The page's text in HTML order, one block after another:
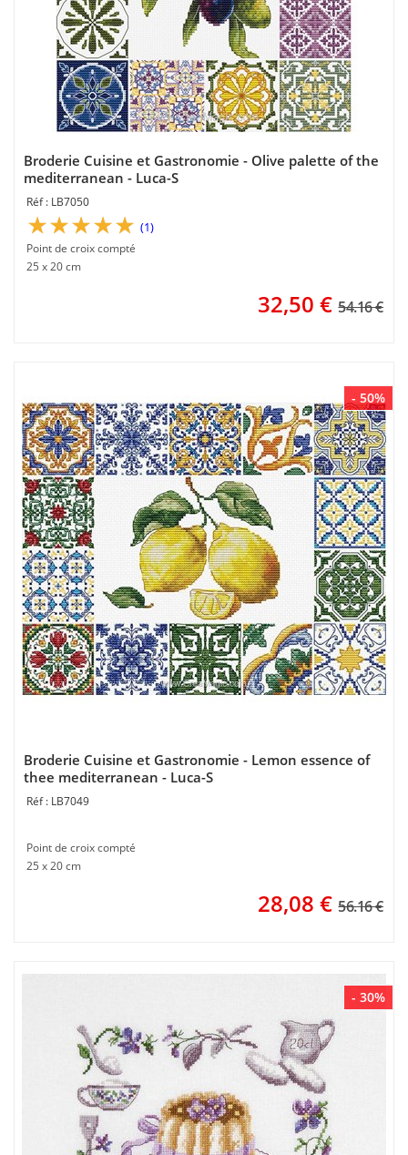
Broderie Cuisine et Gastronomie - Olive palette of the
mediterranean - Luca-S
LB7050
(1)
Point de croix compté
25 x 20 cm
32,50 € 54.16 €
- 50%
Broderie Cuisine et Gastronomie - Lemon essence of
thee mediterranean - Luca-S
LB7049
Point de croix compté
25 x 20 cm
28,08 € 56.16 €
- 30%